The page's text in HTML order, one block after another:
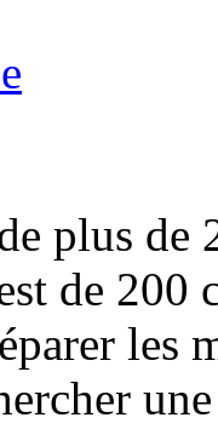
plus de
de 200
les